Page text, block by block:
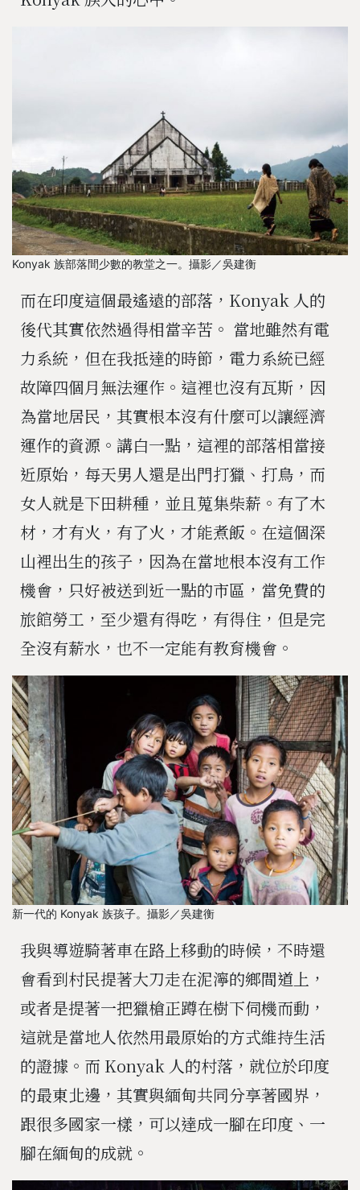
Konyak 族部落間少數的教堂之一。攝影／吳建衡
而在印度這個最遙遠的部落， Konyak 人的
後代其實依然過得相當辛苦。 當地雖然有電
力系統，但在我抵達的時節，電力系統已經
故障四個月無法運作。這裡也沒有瓦斯，因
為當地居民，其實根本沒有什麼可以讓經濟
運作的資源。講白一點，這裡的部落相當接
近原始，每天男人還是出門打獵、打鳥，而
女人就是下田耕種，並且蒐集柴薪。有了木
材，才有火，有了火，才能煮飯。在這個深
山裡出生的孩子，因為在當地根本沒有工作
機會，只好被送到近一點的市區，當免費的
旅館勞工，至少還有得吃，有得住，但是完
全沒有薪水，也不一定能有教育機會。
新一代的 Konyak 族孩子。攝影／吳建衡
我與導遊騎著車在路上移動的時候，不時還
會看到村民提著大刀走在泥濘的鄉間道上，
或者是提著一把獵槍正蹲在樹下伺機而動，
這就是當地人依然用最原始的方式維持生活
的證據。而 Konyak 人的村落，就位於印度
的最東北邊，其實與緬甸共同分享著國界，
跟很多國家一樣，可以達成一腳在印度、一
腳在緬甸的成就。